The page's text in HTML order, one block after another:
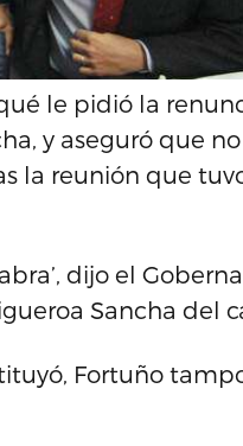
le pidió la
y aseguró que
la reunión que
dijo el
Sancha del
Fortuño